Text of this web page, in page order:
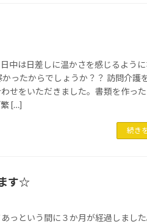
中は日差しに温かさを感じるように
ったからでしょうか？？ 訪問介護
せをいただきました。書類を作っ
[…]
続き
す☆
っという間に３か月が経過しまし